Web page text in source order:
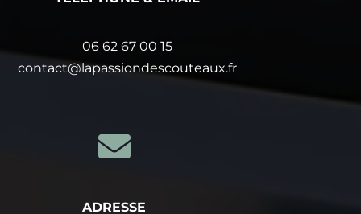
06 62 67 00 15
contact@lapassiondescouteaux.fr

ADRESSE